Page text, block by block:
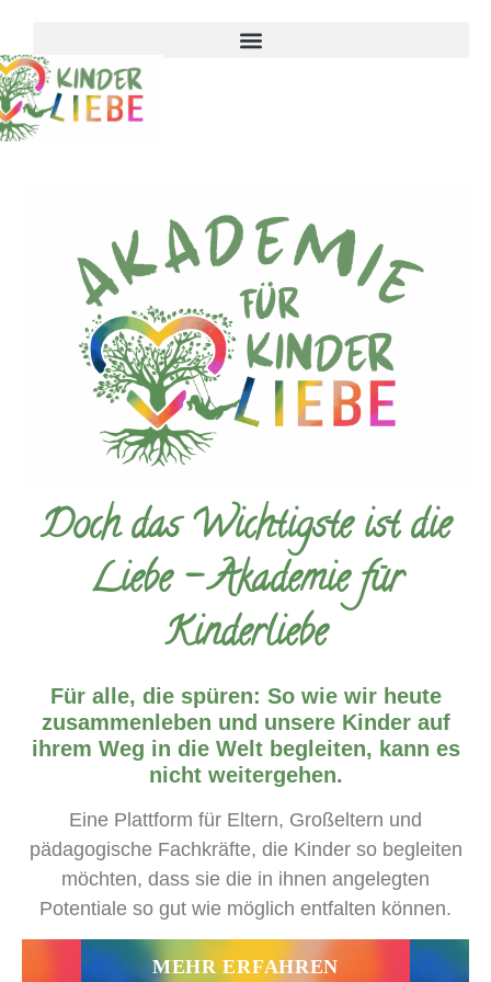
Doch das Wichtigste ist die
Liebe - Akademie für
Kinderliebe
Für alle, die spüren: So wie wir heute
zusammenleben und unsere Kinder auf
ihrem Weg in die Welt begleiten, kann es
nicht weitergehen.
Eine Plattform für Eltern, Großeltern und
pädagogische Fachkräfte, die Kinder so begleiten
möchten, dass sie die in ihnen angelegten
Potentiale so gut wie möglich entfalten können.
MEHR ERFAHREN